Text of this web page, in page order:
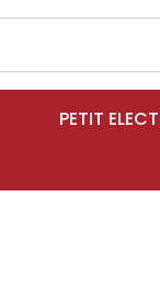
PETIT